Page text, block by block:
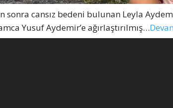
sonra cansız bedeni bulunan Leyla
Yusuf Aydemir’e ağırlaştırılmış…